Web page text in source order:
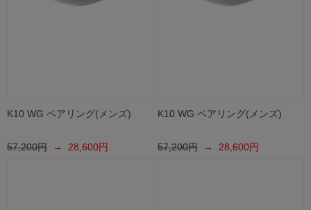
K10 WG ペアリング(メンズ)
57,200円 → 28,600円
K10 WG ペアリング(メンズ)
57,200円→ 28,600円